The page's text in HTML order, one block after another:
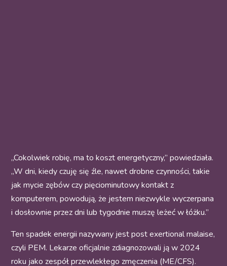
„Cokolwiek robię, ma to koszt energetyczny,” powiedziała.
„W dni, kiedy czuję się źle, nawet drobne czynności, takie
jak mycie zębów czy pięciominutowy kontakt z
komputerem, powodują, że jestem niezwykle wyczerpana
i dosłownie przez dni lub tygodnie muszę leżeć w łóżku.”
Ten spadek energii nazywany jest post exertional malaise,
czyli PEM. Lekarze oficjalnie zdiagnozowali ją w 2024
roku jako zespół przewlekłego zmęczenia (ME/CFS).